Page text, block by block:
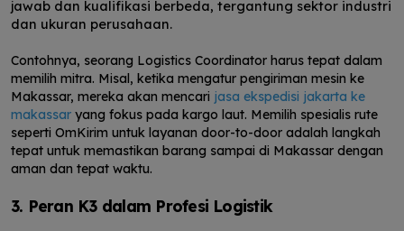
jawab dan kualifikasi berbeda, tergantung sektor industri
dan ukuran perusahaan.
Contohnya, seorang Logistics Coordinator harus tepat dalam
memilih mitra. Misal, ketika mengatur pengiriman mesin ke
Makassar, mereka akan mencari jasa ekspedisi jakarta ke
makassar yang fokus pada kargo laut. Memilih spesialis rute
seperti OmKirim untuk layanan door-to-door adalah langkah
tepat untuk memastikan barang sampai di Makassar dengan
aman dan tepat waktu.
3. Peran K3 dalam Profesi Logistik